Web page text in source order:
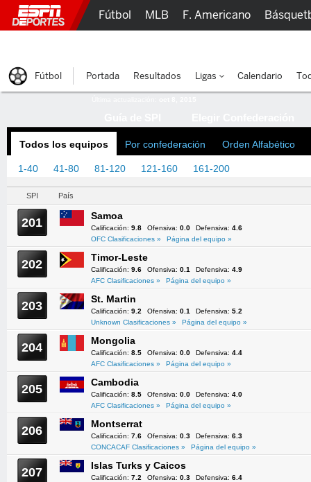
Todos los equipos Por confederación Orden Alfabético
1-40 41-80 81-120 121-160 161-200
SPI País
201 Samoa
Calificación: 9.8 Ofensiva: 0.0 Defensiva: 4.6
OFC Clasificaciones »
Página del equipo »
202 Timor-Leste
Calificación: 9.6 Ofensiva: 0.1 Defensiva: 4.9
AFC Clasificaciones »
Página del equipo »
203 St. Martin
Calificación: 9.2 Ofensiva: 0.1 Defensiva: 5.2
Unknown Clasificaciones »
Página del equipo »
204 Mongolia
Calificación: 8.5 Ofensiva: 0.0 Defensiva: 4.4
AFC Clasificaciones »
Página del equipo »
205 Cambodia
Calificación: 8.5 Ofensiva: 0.0 Defensiva: 4.0
AFC Clasificaciones »
Página del equipo »
206 Montserrat
Calificación: 7.6 Ofensiva: 0.3 Defensiva: 6.3
CONCACAF Clasificaciones »
Página del equipo »
207 Islas Turks y Caicos
Calificación: 7.2 Ofensiva: 0.3 Defensiva: 6.4
Fútbol MLB F. Americano
Fútbol Portada Resultados Ligas Calendario